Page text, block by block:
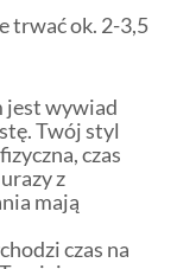
trwać ok. 2-3,5
jest wywiad
Twój styl
czas
z
mają
czas na